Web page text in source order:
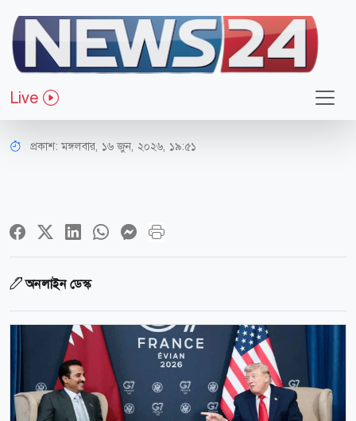
Live
আন্তর্জাতিক
আমাকে ছাড়া ইসরায়েলের অস্তিত্বই
থাকত না: ট্রাম্প
প্রকাশ:মঙ্গলবার, ১৬ জুন, ২০২৬, ১৯:৫১
অনলাইন ডেস্ক